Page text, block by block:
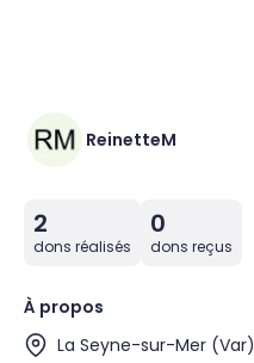
ReinetteM
2
dons réalisés
0
dons reçus
À propos
La Seyne-sur-Mer (Var)